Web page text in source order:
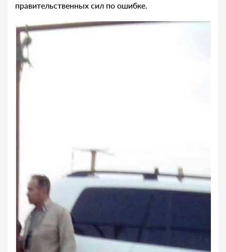
правительственных сил по ошибке.